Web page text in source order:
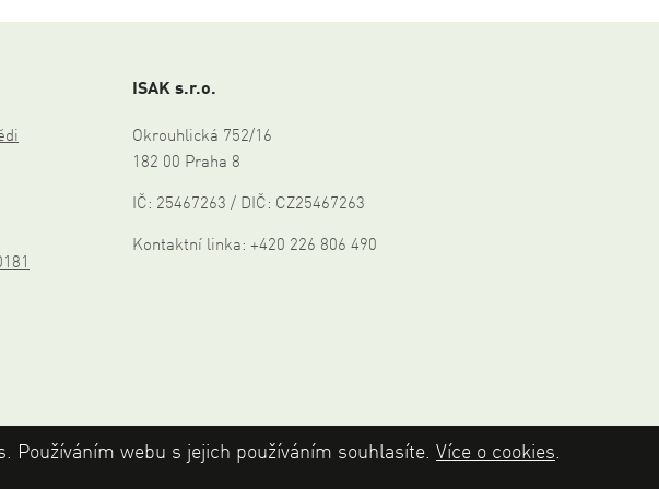
ISAK s.r.o.
Okrouhlická 752/16
182 00 Praha 8
IČ: 25467263 / DIČ: CZ25467263
Kontaktní linka: +420 226 806 490
Používáním webu s jejich používáním souhlasíte. Více o cookies.